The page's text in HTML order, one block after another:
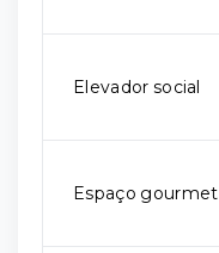
Elevador social
Espaço gourmet